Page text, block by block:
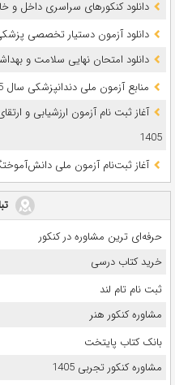
دانلود کنکورهای سراسری داخل و خارج از
دانلود آزمون دستیار تخصصی پزشکی سال 1405 +
دانلود امتحان نهایی سلامت و بهداشت پایه
ﻣﻨﺎﺑﻊ آزﻣﻮن ﻣﻠﯽ دندانپزشکی سال 1405 (دوره های 25 و 26)
آغاز ثبت نام آزمون‌ ارزشیابی و
1405
آغاز ثبت‌نام آزمون ملی
حرفه‌ای ترین مشاوره در کنکور
خرید کتاب درسی
ثبت نام تام لند
مشاوره کنکور هنر
بانک کتاب پایتخت
مشاوره کنکور تجربی 1405